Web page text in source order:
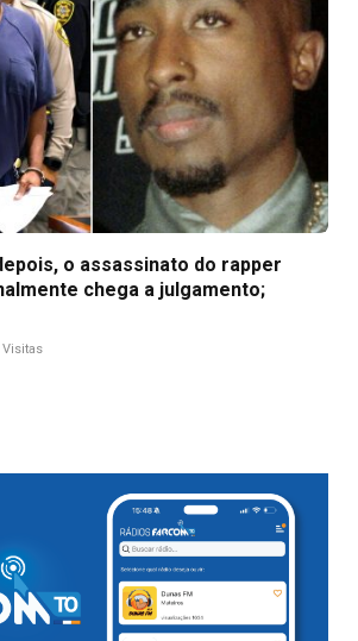
o assassinato do rapper
chega a julgamento;
Visitas